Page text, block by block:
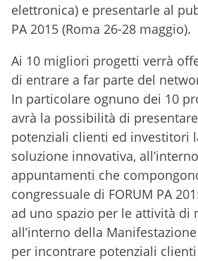
elettronica) e presentarle al
PA 2015 (Roma 26-28 maggio).
Ai 10 migliori progetti verrà
di entrare a far parte del
In particolare ognuno dei 10
avrà la possibilità di
potenziali clienti ed investitori
soluzione innovativa,
appuntamenti che
congressuale di FORUM PA
ad uno spazio per le attività di
all’interno della Manifestazione
per incontrare potenziali